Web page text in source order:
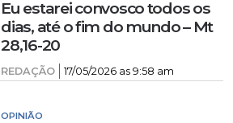
Eu estarei convosco todos os
dias, até o fim do mundo – Mt
28,16-20
REDAÇÃO 17/05/2026 as 9:58 am
OPINIÃO